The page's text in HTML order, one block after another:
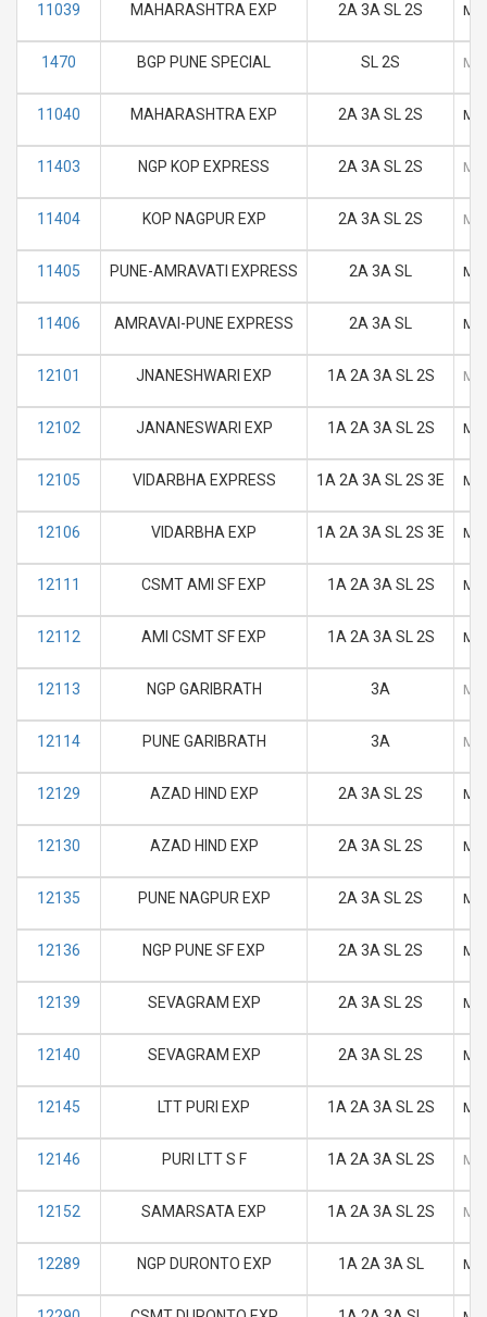
11039 MAHARASHTRA EXP 2A 3A SL 2S M
1470 BGP PUNE SPECIAL SL 2S M
11040 MAHARASHTRA EXP 2A 3A SL 2S M
11403 NGP KOP EXPRESS 2A 3A SL 2S M
11404 KOP NAGPUR EXP 2A 3A SL 2S M
11405 PUNE-AMRAVATI EXPRESS 2A 3A SL M
11406 AMRAVAI-PUNE EXPRESS 2A 3A SL M
12101 JNANESHWARI EXP 1A 2A 3A SL 2S M
12102 JANANESWARI EXP 1A 2A 3A SL 2S M
12105 VIDARBHA EXPRESS 1A 2A 3A SL 2S 3E M
12106 VIDARBHA EXP 1A 2A 3A SL 2S 3E M
12111 CSMT AMI SF EXP 1A 2A 3A SL 2S M
12112 AMI CSMT SF EXP 1A 2A 3A SL 2S M
12113 NGP GARIBRATH 3A M
12114 PUNE GARIBRATH 3A M
12129 AZAD HIND EXP 2A 3A SL 2S M
12130 AZAD HIND EXP 2A 3A SL 2S M
12135 PUNE NAGPUR EXP 2A 3A SL 2S M
12136 NGP PUNE SF EXP 2A 3A SL 2S M
12139 SEVAGRAM EXP 2A 3A SL 2S M
12140 SEVAGRAM EXP 2A 3A SL 2S M
12145 LTT PURI EXP 1A 2A 3A SL 2S M
12146 PURI LTT S F 1A 2A 3A SL 2S M
12152 SAMARSATA EXP 1A 2A 3A SL 2S M
12289 NGP DURONTO EXP 1A 2A 3A SL M